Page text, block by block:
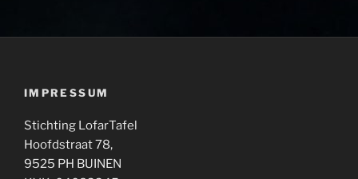
IMPRESSUM
Stichting LofarTafel
Hoofdstraat 78,
9525 PH BUINEN